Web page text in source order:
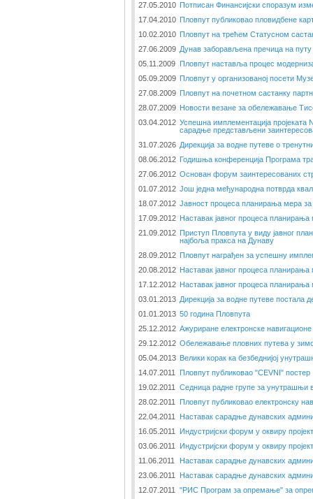
27.05.2010 Потписан Финансијски споразум
17.04.2010 Пловпут публиковао пловидбене
10.02.2010 Пловпут на трећем Статусном
27.06.2009 Дунав заборављена пречица на путу
05.11.2009 Пловпут наставља процес
05.09.2009 Пловпут у организованој посети
27.08.2009 Пловпут на почетном састанку
28.07.2009 Новости везане за обележавање
03.04.2012 Успешна имплементација пројеката
сарадње представљени
31.07.2026 Дирекција за водне путеве о
08.06.2012 Годишња конференција Програма
27.06.2012 Основан форум заинтересованих
01.07.2012 Још једна међународна потврда
18.07.2012 Јавност процеса планирања мера
17.09.2012 Наставак јавног процеса
21.09.2012 Приступ Пловпута у виду јавног
најбоља пракса на Дунаву
28.09.2012 Пловпут награђен за успешну
20.08.2012 Наставак јавног процеса
17.12.2012 Наставак јавног процеса
03.01.2013 Дирекција за водне путеве постала
01.01.2013 50 година Пловпута
25.12.2012 Ажуриране електронске
29.12.2012 Обележавање пловних путева у
05.04.2013 Велики корак ка безбеднијој
14.07.2011
Пловпут публиковао "CEVNI" постер
19.02.2011
Седница радне групе за унутрашњи
28.02.2011
Пловпут публиковао електронску
22.04.2011
Наставак сарадње дунавских
16.05.2011
Индустријски форум у оквиру
03.06.2011
Индустријски форум у оквиру
11.06.2011
Наставак сарадње дунавских
23.06.2011
Наставак сарадње дунавских
12.07.2011
"РИС Програм за опремање" за